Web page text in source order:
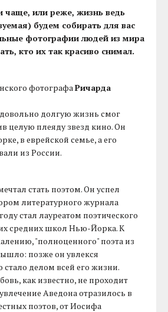
чаще, или реже, жизнь ведь
будем собирать для вас
фотографии людей из мира
кто их так красиво снимал.
фотографаРичарда
долгую жизнь смог
целую плеяду звезд кино. Он
в еврейской семье, а его
из России.
стать поэтом. Он успел
литературного журнала
стал лауреатом поэтического
средних школ Нью-Йорка. К
"полноценного" поэта из
позже он увлекся
стало делом всей его жизни.
как известно, не проходит
Аведона отразилось в
поэтов, от Иосифа